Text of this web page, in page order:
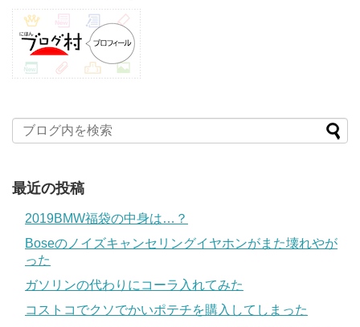
最近の投稿
2019BMW福袋の中身は…？
Boseのノイズキャンセリングイヤホンがまた壊れやが
った
ガソリンの代わりにコーラ入れてみた
コストコでクソでかいポテチを購入してしまった